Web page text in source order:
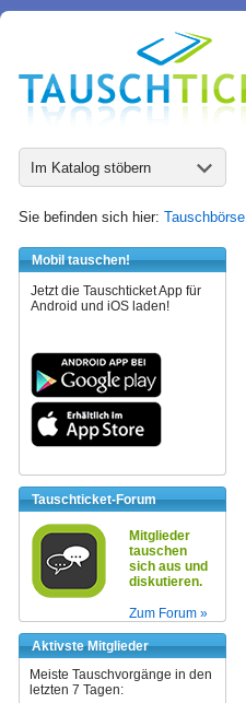
Im Katalog stöbern
Sie befinden sich hier: Tauschbörse
Mobil tauschen!
Jetzt die Tauschticket App für
Android und iOS laden!
Tauschticket-Forum
Mitglieder
tauschen
sich aus und
diskutieren.
Zum Forum »
Aktivste Mitglieder
Meiste Tauschvorgänge in den
letzten 7 Tagen: